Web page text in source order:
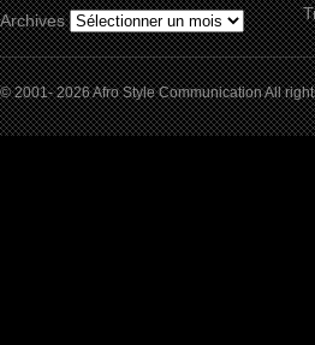
Archives
© 2001- 2026 Afro Style Communication All